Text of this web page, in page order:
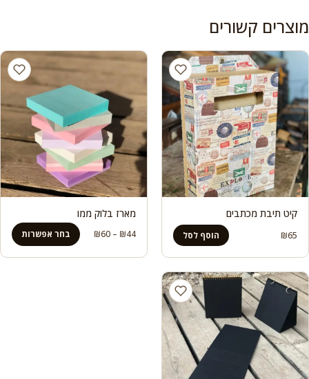
מוצרים קשורים
קיט תיבת מכתבים
₪65 הוסף לסל
מארז בלוק ממו
₪44
–
₪60
מחירים:
בחר אפשרות